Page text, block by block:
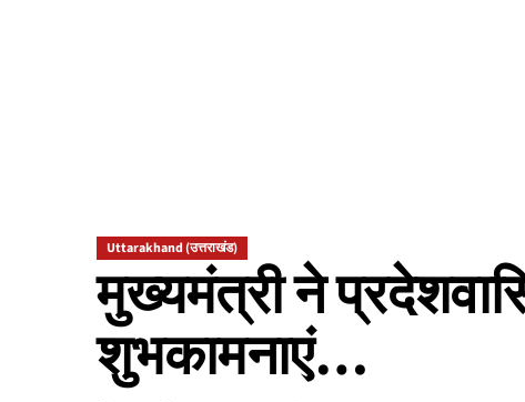
Uttarakhand (उत्तराखंड)
मुख्यमंत्री ने
शुभकामनाएं…